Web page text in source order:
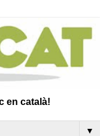
en català!
▼